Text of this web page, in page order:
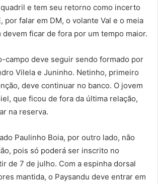
e tem seu retorno como incerto
por falar em DM, o volante Val e o meia
devem ficar de fora por um tempo maior.
campo deve seguir sendo formado por
Vilela e Juninho. Netinho, primeiro
deve continuar no banco. O jovem
que ficou de fora da última relação,
na reserva.
Paulinho Boia, por outro lado, não
pois só poderá ser inscrito no
de 7 de julho. Com a espinha dorsal
mantida, o Paysandu deve entrar em